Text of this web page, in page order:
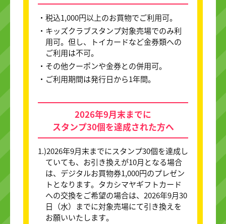
・税込1,000円以上のお買物でご利用可。
・キッズクラブスタンプ対象売場でのみ利
用可。但し、トイカードなど金券類への
ご利用は不可。
・その他クーポンや金券との併用可。
・ご利用期間は発行日から1年間。
2026年9月末までに
スタンプ30個を達成された方へ
1.)2026年9月末までにスタンプ30個を達成し
ていても、お引き換えが10月となる場合
は、デジタルお買物券1,000円のプレゼン
トとなります。タカシマヤギフトカード
への交換をご希望の場合は、2026年9月30
日（水）までに対象売場にて引き換えを
お願いいたします。